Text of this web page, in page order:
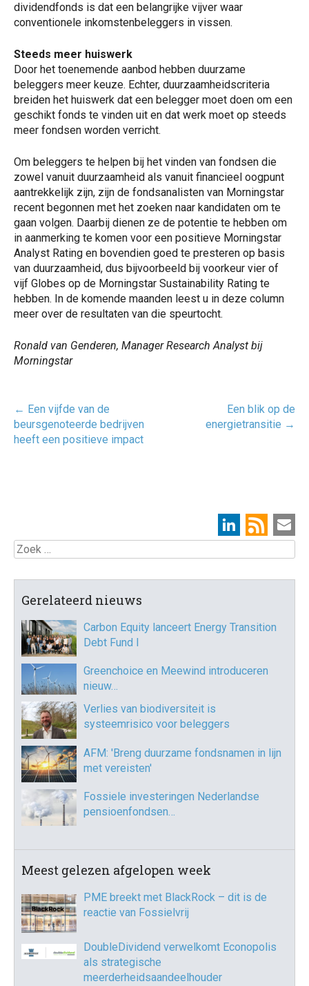
dividendfonds is dat een belangrijke vijver waar
conventionele inkomstenbeleggers in vissen.
Steeds meer huiswerk
Door het toenemende aanbod hebben duurzame
beleggers meer keuze. Echter, duurzaamheidscriteria
breiden het huiswerk dat een belegger moet doen om een
geschikt fonds te vinden uit en dat werk moet op steeds
meer fondsen worden verricht.
Om beleggers te helpen bij het vinden van fondsen die
zowel vanuit duurzaamheid als vanuit financieel oogpunt
aantrekkelijk zijn, zijn de fondsanalisten van Morningstar
recent begonnen met het zoeken naar kandidaten om te
gaan volgen. Daarbij dienen ze de potentie te hebben om
in aanmerking te komen voor een positieve Morningstar
Analyst Rating en bovendien goed te presteren op basis
van duurzaamheid, dus bijvoorbeeld bij voorkeur vier of
vijf Globes op de Morningstar Sustainability Rating te
hebben. In de komende maanden leest u in deze column
meer over de resultaten van die speurtocht.
Ronald van Genderen, Manager Research Analyst bij
Morningstar
Post
navigatie
← Een vijfde van de
beursgenoteerde bedrijven
heeft een positieve impact
Een blik op de
energietransitie →
Zoek
Gerelateerd nieuws
Carbon Equity lanceert Energy Transition
Debt Fund I
Greenchoice en Meewind introduceren
nieuw…
Verlies van biodiversiteit is
systeemrisico voor beleggers
AFM: 'Breng duurzame fondsnamen in lijn
met vereisten'
Fossiele investeringen Nederlandse
pensioenfondsen…
Meest gelezen afgelopen week
PME breekt met BlackRock – dit is de
reactie van Fossielvrij
DoubleDividend verwelkomt Econopolis
als strategische
meerderheidsaandeelhouder